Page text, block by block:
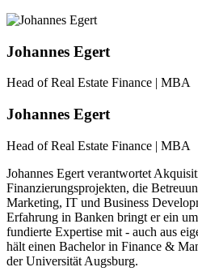
Johannes Egert
Head of Real Estate Finance | MBA
Johannes Egert
Head of Real Estate Finance | MBA
Johannes Egert verantwortet
Finanzierungsprojekten, die
Marketing, IT und Business
Erfahrung in Banken bringt er ein
fundierte Expertise mit - auch aus
hält einen Bachelor in Finance &
der Universität Augsburg.